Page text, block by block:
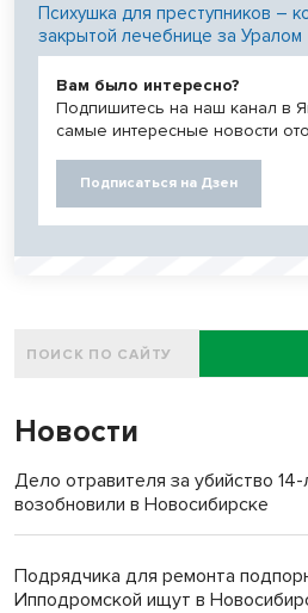
Психушка для преступников –
закрытой лечебнице за Уралом
Вам было интересно?
Подпишитесь на наш канал в
самые интересные новости
Подписаться на Дзен
Новости
Дело отравителя за убийство
возобновили в Новосибирске
Подрядчика для ремонта
Ипподромской ищут в